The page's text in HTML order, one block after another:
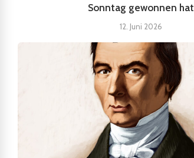
Sonntag gewonnen hat
12. Juni 2026